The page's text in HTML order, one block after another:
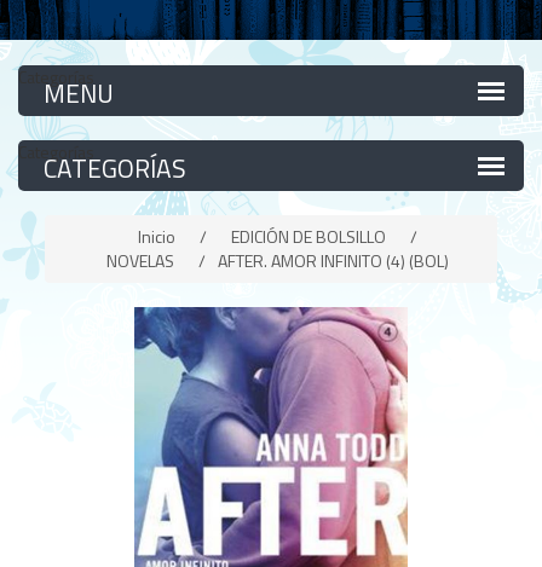
Categorías
Categorías
Inicio / EDICIÓN DE BOLSILLO
/
NOVELAS
/ AFTER. AMOR INFINITO (4) (BOL)